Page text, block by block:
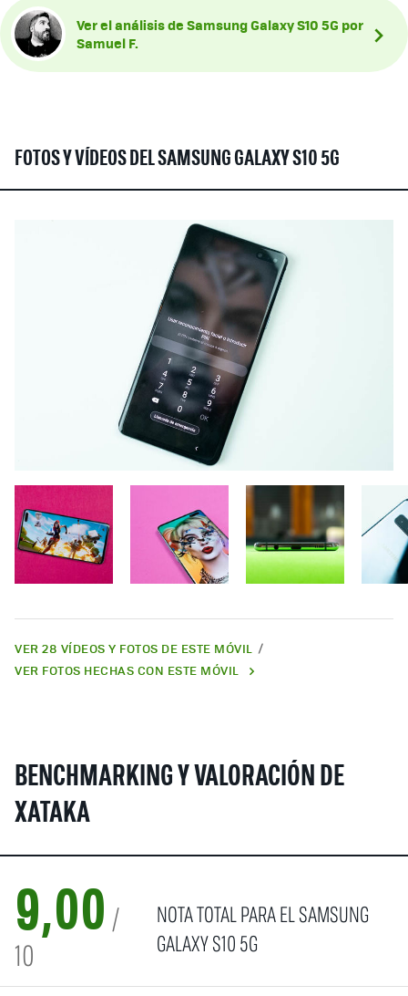
Ver el análisis de Samsung Galaxy S10 5G por
Samuel F.
FOTOS Y VÍDEOS DEL SAMSUNG GALAXY S10 5G
VER 28 VÍDEOS Y FOTOS DE ESTE MÓVIL
VER FOTOS HECHAS CON ESTE MÓVIL
BENCHMARKING Y VALORACIÓN DE
XATAKA
9,00 /
10
NOTA TOTAL PARA EL SAMSUNG
GALAXY S10 5G